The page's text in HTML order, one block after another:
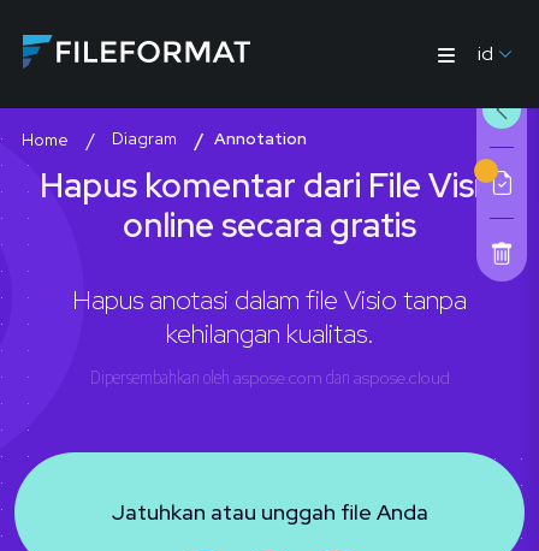
id
Home Diagram Annotation
Hapus komentar dari File Visio
online secara gratis
Hapus anotasi dalam file Visio tanpa
kehilangan kualitas.
Dipersembahkan oleh aspose.com dan aspose.cloud
Jatuhkan atau unggah file Anda